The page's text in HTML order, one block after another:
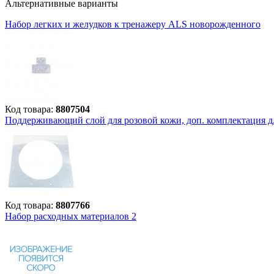
Альтернативные варианты
Набор легких и желудков к тренажеру ALS новорожденного
Код товара: 8807504
Поддерживающий слой для розовой кожи, доп. комплектация
Код товара: 8807766
Набор расходных материалов 2